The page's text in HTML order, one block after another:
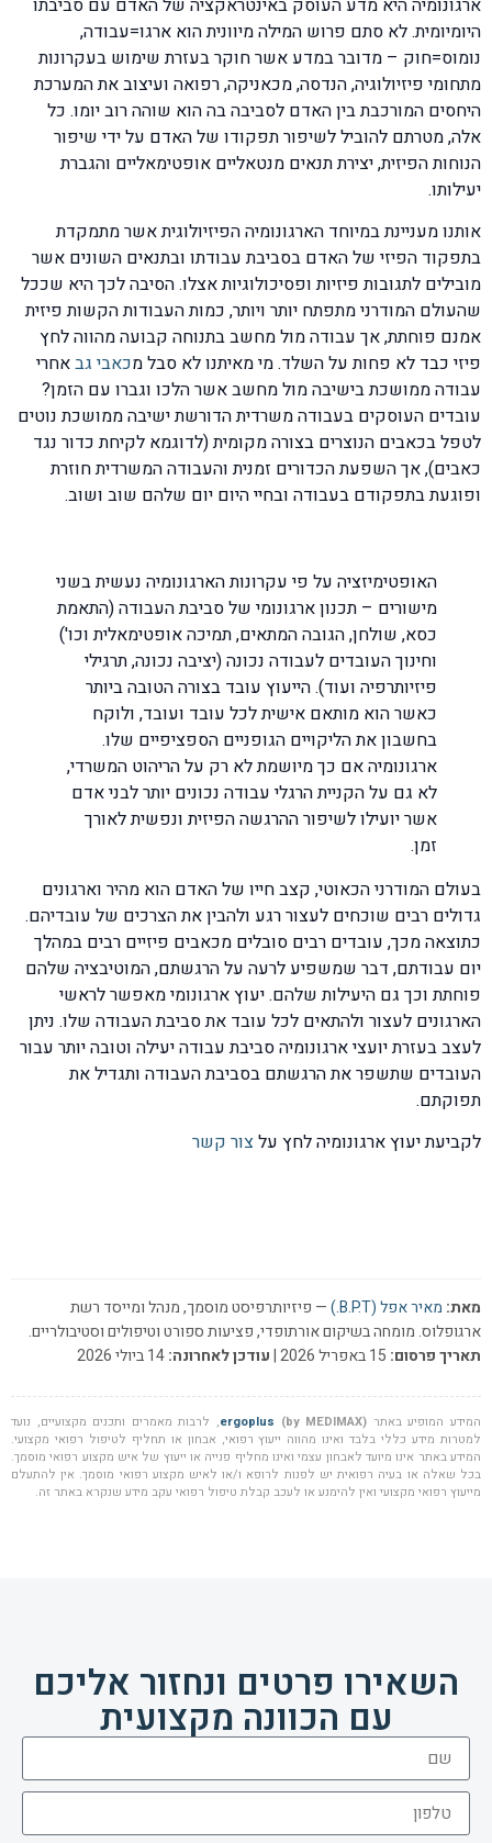
ארגונומיה היא מדע העוסק באינטראקציה של האדם עם סביבתו
היומיומית. לא סתם פרוש המילה מיוונית הוא ארגו=עבודה,
נומוס=חוק – מדובר במדע אשר חוקר בעזרת שימוש בעקרונות
מתחומי פיזיולוגיה, הנדסה, מכאניקה, רפואה ועיצוב את המערכת
היחסים המורכבת בין האדם לסביבה בה הוא שוהה רוב יומו. כל
אלה, מטרתם להוביל לשיפור תפקודו של האדם על ידי שיפור
הנוחות הפיזית, יצירת תנאים מנטאליים אופטימאליים והגברת
יעילותו.
אותנו מעניינת במיוחד הארגונומיה הפיזיולוגית אשר מתמקדת
בתפקוד הפיזי של האדם בסביבת עבודתו ובתנאים השונים אשר
מובילים לתגובות פיזיות ופסיכולוגיות אצלו. הסיבה לכך היא שככל
שהעולם המודרני מתפתח יותר ויותר, כמות העבודות הקשות פיזית
אמנם פוחתת, אך עבודה מול מחשב בתנוחה קבועה מהווה לחץ
פיזי כבד לא פחות על השלד. מי מאיתנו לא סבל מכאבי גבאחרי
עבודה ממושכת בישיבה מול מחשב אשר הלכו וגברו עם הזמן?
עובדים העוסקים בעבודה משרדית הדורשת ישיבה ממושכת נוטים
לטפל בכאבים הנוצרים בצורה מקומית (לדוגמא לקיחת כדור נגד
כאבים), אך השפעת הכדורים זמנית והעבודה המשרדית חוזרת
ופוגעת בתפקודם בעבודה ובחיי היום יום שלהם שוב ושוב.
האופטימיזציה על פי עקרונות הארגונומיה נעשית בשני
מישורים – תכנון ארגונומי של סביבת העבודה (התאמת
כסא, שולחן, הגובה המתאים, תמיכה אופטימאלית וכו')
וחינוך העובדים לעבודה נכונה (יציבה נכונה, תרגילי
פיזיותרפיה ועוד). הייעוץ עובד בצורה הטובה ביותר
כאשר הוא מותאם אישית לכל עובד ועובד, ולוקח
בחשבון את הליקויים הגופניים הספציפיים שלו.
ארגונומיה אם כך מיושמת לא רק על הריהוט המשרדי,
לא גם על הקניית הרגלי עבודה נכונים יותר לבני אדם
אשר יועילו לשיפור ההרגשה הפיזית ונפשית לאורך
זמן.
בעולם המודרני הכאוטי, קצב חייו של האדם הוא מהיר וארגונים
גדולים רבים שוכחים לעצור רגע ולהבין את הצרכים של עובדיהם.
כתוצאה מכך, עובדים רבים סובלים מכאבים פיזיים רבים במהלך
יום עבודתם, דבר שמשפיע לרעה על הרגשתם, המוטיבציה שלהם
פוחתת וכך גם היעילות שלהם. יעוץ ארגונומי מאפשר לראשי
הארגונים לעצור ולהתאים לכל עובד את סביבת העבודה שלו. ניתן
לעצב בעזרת יועצי ארגונומיה סביבת עבודה יעילה וטובה יותר עבור
העובדים שתשפר את הרגשתם בסביבת העבודה ותגדיל את
תפוקתם.
לקביעת יעוץ ארגונומיה לחץ עלצור קשר
מאת: מאיר אפל (B.P.T.)
— פיזיותרפיסט מוסמך, מנהל ומייסד רשת
ארגופלוס. מומחה בשיקום אורתופדי, פציעות ספורט וטיפולים וסטיבולריים.
תאריך פרסום:
עודכן לאחרונה:
המידע המופיע באתר ergoplus (by MEDIMAX)
, לרבות מאמרים ותכנים מקצועיים, נועד
למטרות מידע כללי בלבד ואינו מהווה ייעוץ רפואי, אבחון או תחליף לטיפול רפואי מקצועי.
המידע באתר אינו מיועד לאבחון עצמי ואינו מחליף פנייה או ייעוץ של איש מקצוע רפואי מוסמך.
בכל שאלה או בעיה רפואית יש לפנות לרופא ו/או לאיש מקצוע רפואי מוסמך. אין להתעלם
מייעוץ רפואי מקצועי ואין להימנע או לעכב קבלת טיפול רפואי עקב מידע שנקרא באתר זה.
השאירו פרטים ונחזור אליכם
עם הכוונה מקצועית